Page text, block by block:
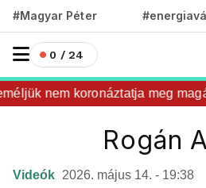
#Magyar Péter
0 / 24
nem koronáztatja meg
Rogán
Videók 2026. május 14. - 19:38